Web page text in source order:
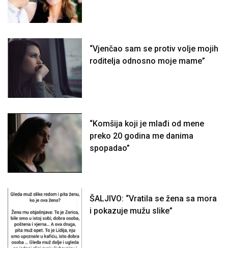
“Vjenčao sam se protiv volje mojih
roditelja odnosno moje mame”
“Komšija koji je mlađi od mene
preko 20 godina me danima
spopadao”
ŠALJIVO: “Vratila se žena sa mora
i pokazuje mužu slike”